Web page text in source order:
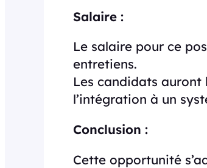
Salaire :
Le salaire pour ce
entretiens.
Les candidats auront
l’intégration à un
Conclusion :
Cette opportunité